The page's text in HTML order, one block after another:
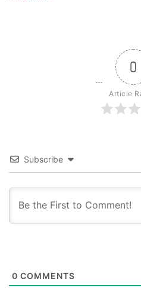
0
Article
Subscribe
0 COMMENTS